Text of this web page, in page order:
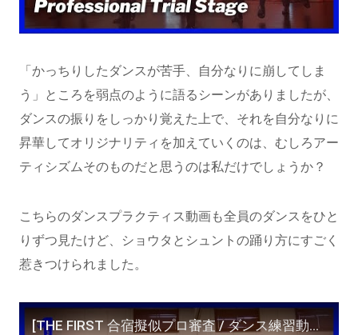
「かっちりしたダンスが苦手、自分なりに崩してしま
う」ところを弱点のように語るシーンがありましたが、
ダンスの振りをしっかり覚えた上で、それを自分なりに
昇華してオリジナリティを加えていくのは、むしろアー
ティシズムそのものだと思うのは私だけでしょうか？
こちらのダンスプラクティス動画も全員のダンスをひと
りずつ見たけど、ショウタとシュントの踊り方にすごく
惹きつけられました。
[THE FIRST 合宿擬似プロ審査 / ダンス練習動画] Move On / ショウタ、リョウキ、ラン、テン、シュント、リュウヘイ